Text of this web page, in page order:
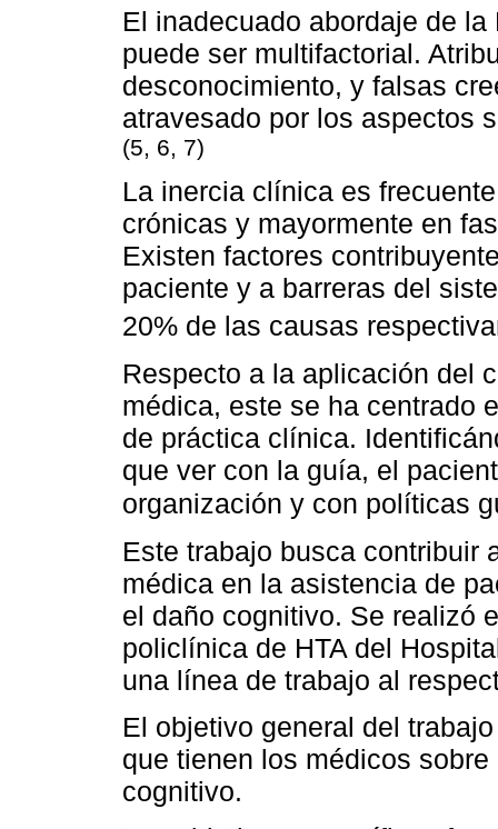
El inadecuado abordaje de
puede ser multifactorial.
desconocimiento, y falsas
atravesado por los aspectos
(5, 6, 7)
La inercia clínica es
crónicas y mayormente en
Existen factores
paciente y a barreras del
20% de las causas
Respecto a la aplicación del
médica, este se ha centrado
de práctica clínica.
que ver con la guía, el
organización y con políticas
Este trabajo busca contribuir
médica en la asistencia de
el daño cognitivo. Se realizó
policlínica de HTA del
una línea de trabajo al
El objetivo general del
que tienen los médicos
cognitivo.